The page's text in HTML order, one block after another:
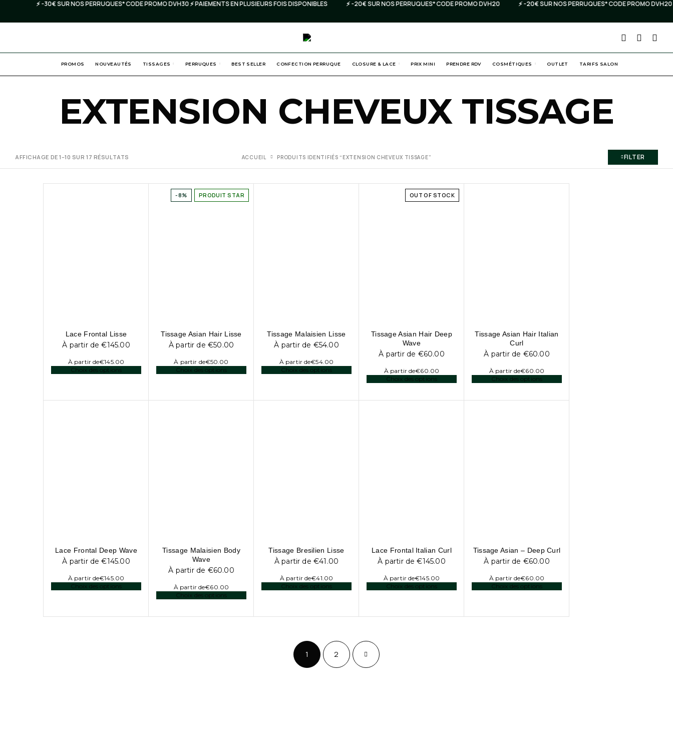
⚡️ -30€ SUR NOS PERRUQUES* CODE PROMO DVH30 ⚡️ PAIEMENTS EN PLUSIEURS FOIS DISPONIBLES ⚡️ -20€ SUR NOS PERRUQUES* CODE PROMO DVH20 ⚡️ -20€ SUR NOS PERRUQUES* CODE PROMO DVH20
PROMOS NOUVEAUTÉS TISSAGES PERRUQUES BEST SELLER CONFECTION PERRUQUE CLOSURE & LACE PRIX MINI PRENDRE RDV COSMÉTIQUES OUTLET TARIFS SALON
AFFICHAGE DE 1–10 SUR 17 RÉSULTATS ACCUEIL PRODUITS IDENTIFIÉS “EXTENSION CHEVEUX TISSAGE” FILTER
EXTENSION CHEVEUX TISSAGE
Lace Frontal Lisse
À partir de€145.00
À partir de€145.00
Choix des options
PRODUIT STAR
-8%
Tissage Asian Hair Lisse
À partir de€50.00
À partir de€50.00
Choix des options
Tissage Malaisien Lisse
À partir de €54.00
À partir de€54.00
Choix des options
OUT OF STOCK
Tissage Asian Hair Deep
Wave
À partir de €60.00
À partir de€60.00
Choix des options
Tissage Asian Hair Italian
Curl
À partir de €60.00
À partir de€60.00
Choix des options
Lace Frontal Deep Wave
À partir de€145.00
À partir de€145.00
Choix des options
Tissage Malaisien Body
Wave
À partir de €60.00
À partir de€60.00
Choix des options
Tissage Bresilien Lisse
À partir de€41.00
À partir de€41.00
Choix des options
Lace Frontal Italian Curl
À partir de€145.00
À partir de€145.00
Choix des options
Tissage Asian – Deep Curl
À partir de €60.00
À partir de€60.00
Choix des options
1 2